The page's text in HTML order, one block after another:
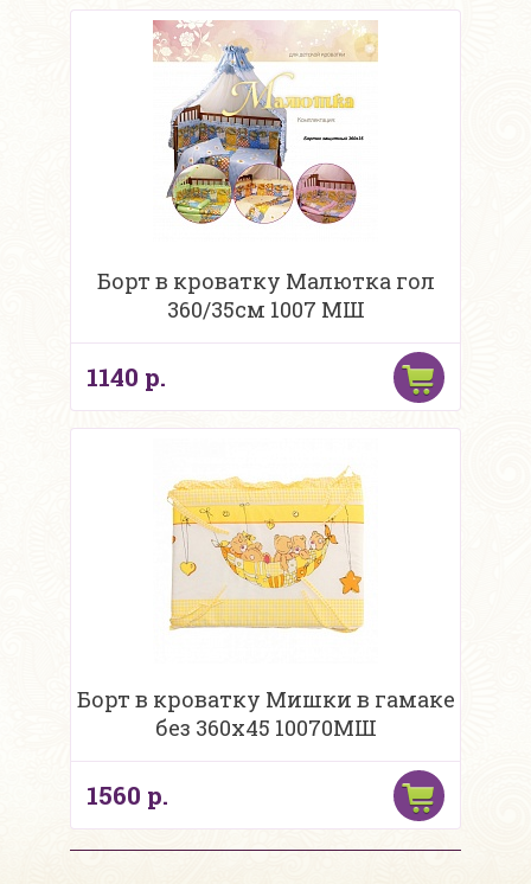
Борт в кроватку Малютка гол
360/35см 1007 МШ
1140 р.
Борт в кроватку Мишки в гамаке
без 360х45 10070МШ
1560 р.